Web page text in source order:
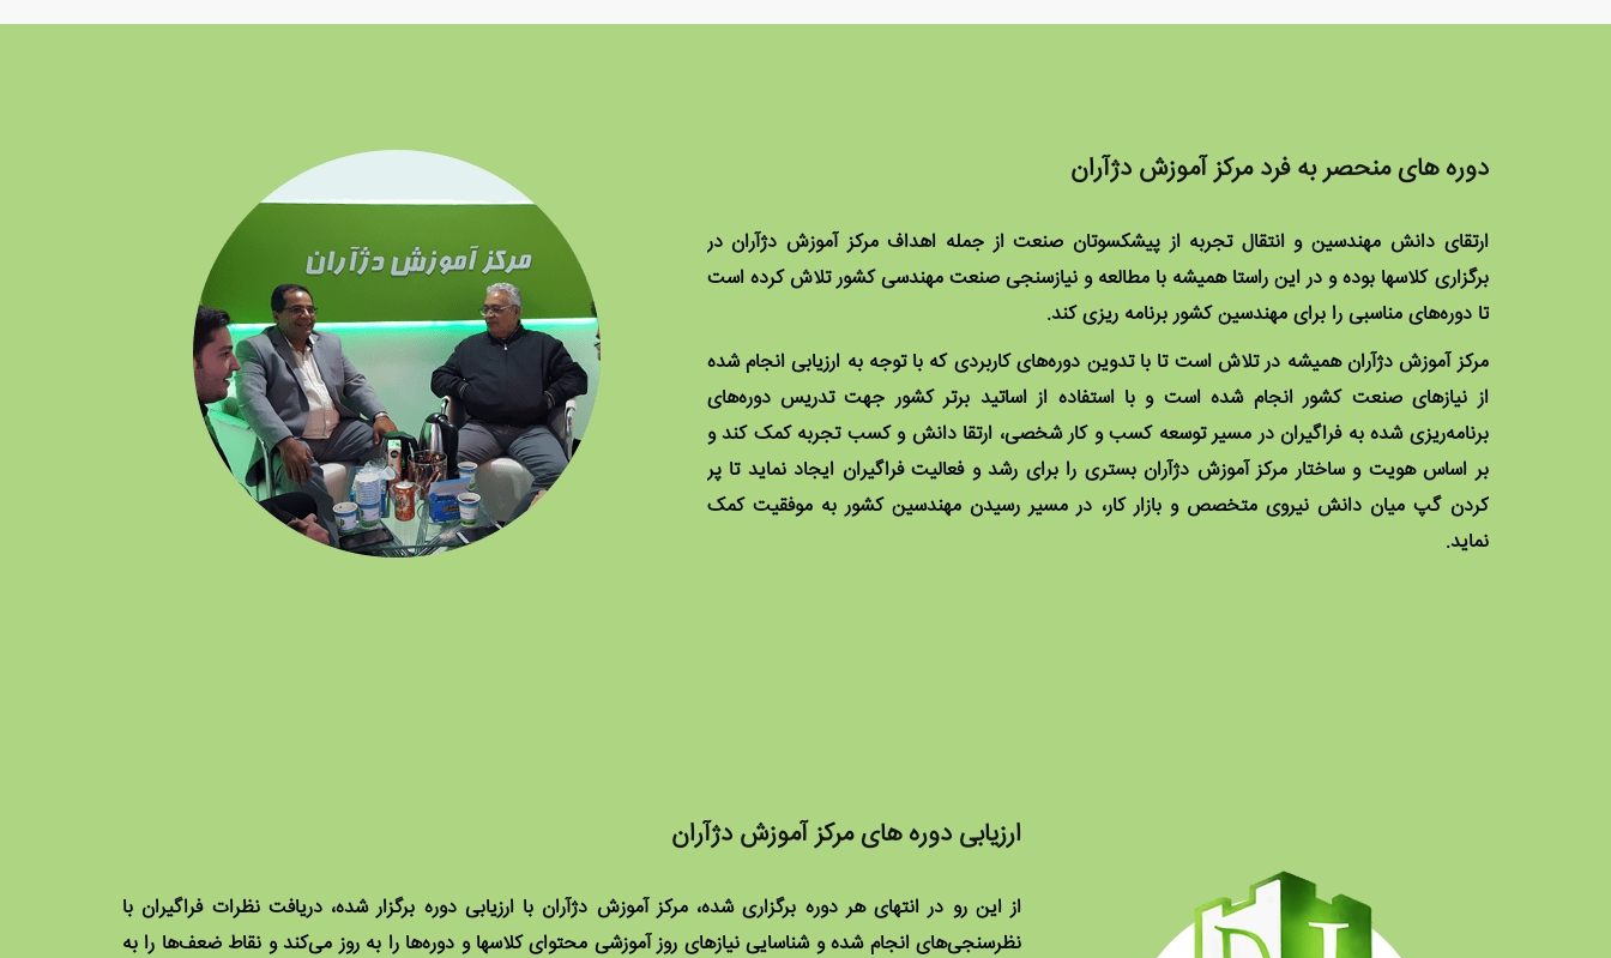
دوره های منحصر به فرد مرکز آموزش دژآران
ارتقای دانش مهندسین و انتقال تجربه از پیشکسوتان صنعت از جمله اهداف مرکز آموزش دژآران در
برگزاری کلاسها بوده و در این راستا همیشه با مطالعه و نیازسنجی صنعت مهندسی کشور تلاش کرده است
تا دوره‌های مناسبی را برای مهندسین کشور برنامه ریزی کند.
مرکز آموزش دژآران همیشه در تلاش است تا با تدوین دوره‌های کاربردی که با توجه به ارزیابی انجام شده
از نیازهای صنعت کشور انجام شده است و با استفاده از اساتید برتر کشور جهت تدریس دوره‌های
برنامه‌ریزی شده به فراگیران در مسیر توسعه کسب و کار شخصی، ارتقا دانش و کسب تجربه کمک کند و
بر اساس هویت و ساختار مرکز آموزش دژآران بستری را برای رشد و فعالیت فراگیران ایجاد نماید تا پر
کردن گپ میان دانش نیروی متخصص و بازار کار، در مسیر رسیدن مهندسین کشور به موفقیت کمک
نماید.
ارزیابی دوره های مرکز آموزش دژآران
از این رو در انتهای هر دوره برگزاری شده، مرکز آموزش دژآران با ارزیابی دوره برگزار شده، دریافت نظرات فراگیران با
نظرسنجی‌های انجام شده و شناسایی نیازهای روز آموزشی محتوای کلاسها و دوره‌ها را به روز می‌کند و نقاط ضعف‌ها را به